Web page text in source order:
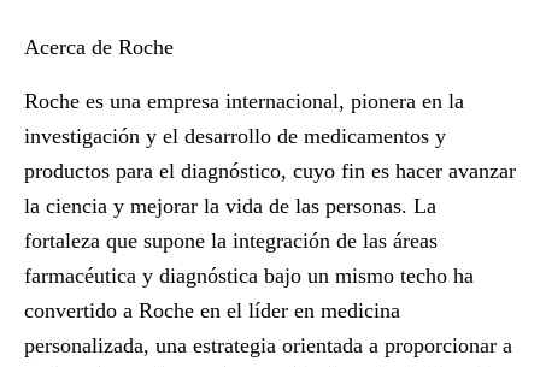
Acerca de Roche
Roche es una empresa internacional, pionera en la
investigación y el desarrollo de medicamentos y
productos para el diagnóstico, cuyo fin es hacer avanzar
la ciencia y mejorar la vida de las personas. La
fortaleza que supone la integración de las áreas
farmacéutica y diagnóstica bajo un mismo techo ha
convertido a Roche en el líder en medicina
personalizada, una estrategia orientada a proporcionar a